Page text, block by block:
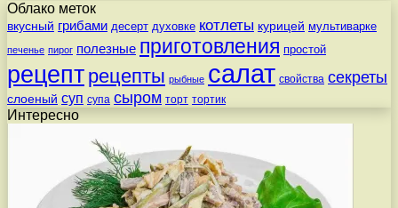
Облако меток
вкусный грибами десерт духовке котлеты курицей мультиварке
печенье пирог полезные приготовления простой
рецепт рецепты рыбные салат свойства секреты
слоеный суп супа сыром торт тортик
Интересно